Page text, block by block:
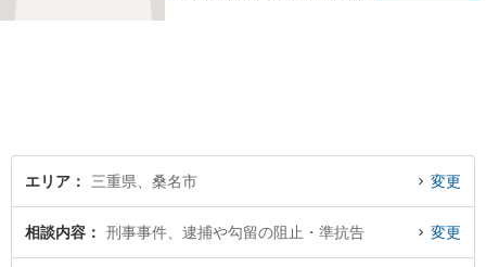
話ください。
エリア 三重県、桑名市 変更
相談内容 刑事事件、逮捕や勾留の阻止・準抗告 変更